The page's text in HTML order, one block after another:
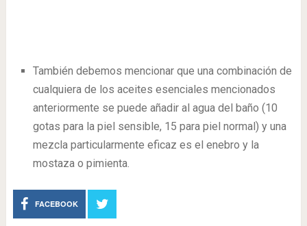
También debemos mencionar que una combinación de
cualquiera de los aceites esenciales mencionados
anteriormente se puede añadir al agua del baño (10
gotas para la piel sensible, 15 para piel normal) y una
mezcla particularmente eficaz es el enebro y la
mostaza o pimienta.
FACEBOOK